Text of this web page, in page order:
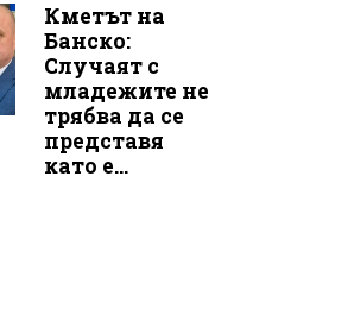
Кметът на
Банско:
Случаят с
младежите не
трябва да се
представя
като е...